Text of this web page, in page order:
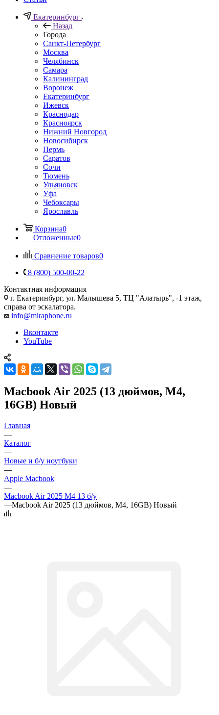
Екатеринбург
Назад
Города
Санкт-Петербург
Москва
Челябинск
Самара
Калининград
Воронеж
Екатеринбург
Ижевск
Краснодар
Красноярск
Нижний Новгород
Новосибирск
Пермь
Саратов
Сочи
Тюмень
Ульяновск
Уфа
Чебоксары
Ярославль
Корзина0
Отложенные0
Сравнение товаров0
8 (800) 500-00-22
Контактная информация
г. Екатеринбург, ул. Малышева 5, ТЦ "Алатырь", -1 этаж,
справа от эскалатора.
info@miraphone.ru
Вконтакте
YouTube
Macbook Air 2025 (13 дюймов, M4,
16GB) Новый
Главная
—
Каталог
—
Новые и б/у ноутбуки
—
Apple Macbook
—
Macbook Air 2025 M4 13 б/у
—Macbook Air 2025 (13 дюймов, M4, 16GB) Новый